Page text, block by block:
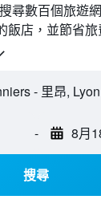
尋數百個旅遊
飯店，並節省旅
- 8月
搜尋